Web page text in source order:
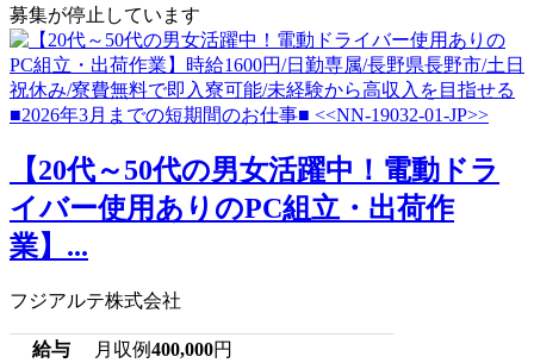
募集が停止しています
【20代～50代の男女活躍中！電動ドラ
イバー使用ありのPC組立・出荷作
業】...
フジアルテ株式会社
給与 月収例400,000円